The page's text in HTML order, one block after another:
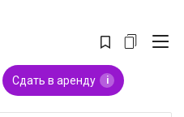
Сдать в аренду i